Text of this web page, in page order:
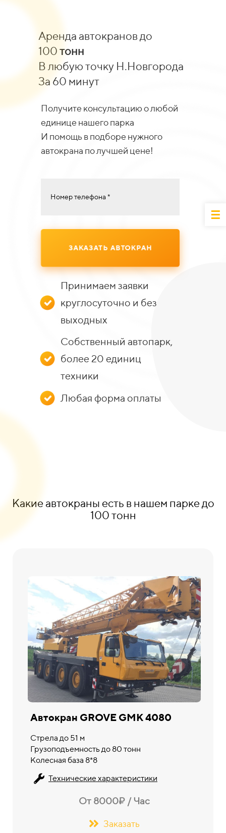
Аренда автокранов до
100тонн
В любую точку Н.Новгорода
За 60 минут
Получите консультацию о любой
единице нашего парка
И помощь в подборе нужного
автокрана по лучшей цене!
Номер телефона *
ЗАКАЗАТЬ АВТОКРАН
Принимаем заявки
круглосуточно и без
выходных
Собственный автопарк,
более 20 единиц
техники
Любая форма оплаты
Какие автокраны есть в нашем парке до
100 тонн
Автокран GROVE GMK 4080
Стрела до 51 м
Грузоподъемность до 80 тонн
Колесная база 8*8
Технические характеристики
От 8000₽ / Час
Заказать